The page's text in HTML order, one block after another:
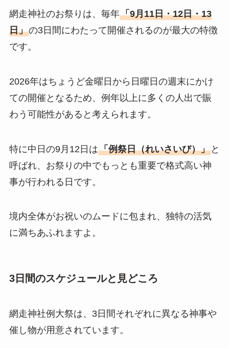
網走神社のお祭りは、毎年「9月11日・12日・13
日」の3日間にわたって開催されるのが最大の特徴
です。
2026年はちょうど金曜日から日曜日の週末にかけ
ての開催となるため、例年以上に多くの人出で賑
わう可能性があると考えられます。
特に中日の9月12日は「例祭日（れいさいび）」と
呼ばれ、お祭りの中でもっとも重要で格式高い神
事が行われる日です。
境内全体がお祝いのムードに包まれ、独特の活気
に満ちあふれますよ。
3日間のスケジュールと見どころ
網走神社例大祭は、3日間それぞれに異なる神事や
催し物が用意されています。